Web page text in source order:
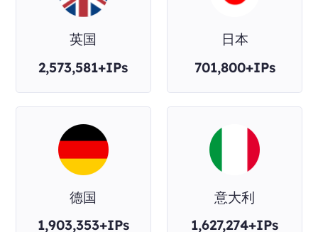
英国
2,573,581+IPs
日本
701,800+IPs
德国
1,903,353+IPs
意大利
1,627,274+IPs